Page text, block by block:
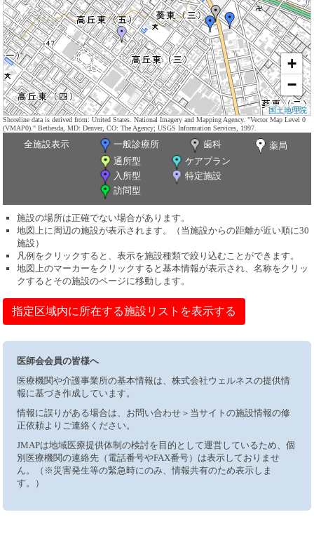
+
−
国土地理院
Shoreline data is derived from: United States. National Imagery and Mapping Agency. "Vector Map Level 0
(VMAP0)." Bethesda, MD: Denver, CO: The Agency; USGS Information Services, 1997.
全施設表示 一般診療所 歯科
薬局
通所型
ケアプラン
入所型
特定施設
訪問型
施設の場所は正確でない場合があります。
地図上に周辺の施設が表示されます。（当施設からの距離が近い順に30
施設）
凡例をクリックすると、表示を施設種類で絞り込むことができます。
地図上のマーカーをクリックすると基本情報が表示され、名称をクリッ
クするとその施設のページに移動します。
指定区域内に所在する施設リストを表示する
医師会会員の皆様へ
医療機関や介護事業所の基本情報は、株式会社ウェルネスの提供情
報に基づき作成しています。
情報に誤りがある場合は、お問い合わせ＞当サイトの施設情報の修
正依頼よりご連絡ください。
JMAPは地域医療提供体制の検討を目的として運営しているため、個
別医療機関の連絡先（電話番号やFAX番号）は表示しておりませ
ん。（※災害発生等の緊急時にのみ、情報共有のため表示しま
す。）